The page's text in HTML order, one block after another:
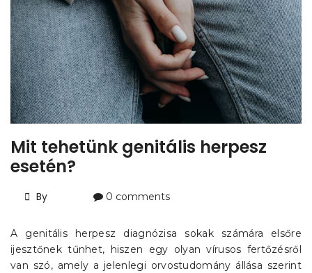
Mit tehetünk genitális herpesz
esetén?
By 0 comments
A genitális herpesz diagnózisa sokak számára elsőre
ijesztőnek tűnhet, hiszen egy olyan vírusos fertőzésről
van szó, amely a jelenlegi orvostudomány állása szerint